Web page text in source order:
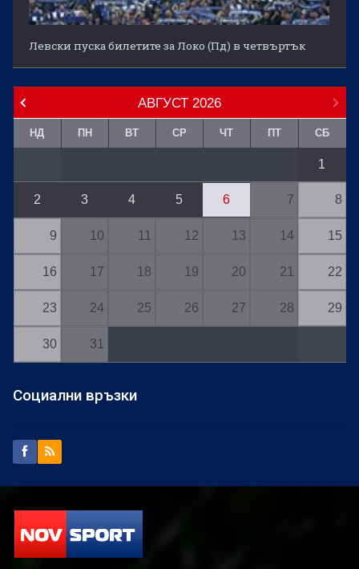
Левски пуска билетите за Локо (Пд) в четвъртък
АВГУСТ 2026
НД ПН ВТ СР ЧТ ПТ СБ
1
2 3 4 5 6 7 8
9 10 11 12 13 14 15
16 17 18 19 20 21 22
23 24 25 26 27 28 29
30 31
Социални връзки